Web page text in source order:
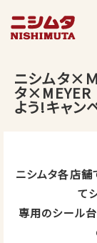
ニシムタ×Ｍ
タ
よう!キャン
ニシムタ各店
て
専用のシール